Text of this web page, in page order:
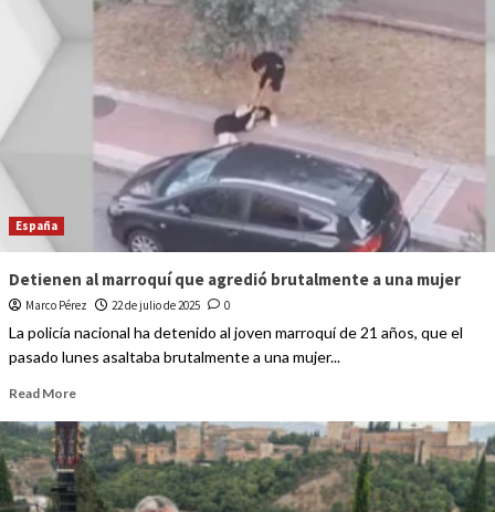
España
Detienen al marroquí que agredió brutalmente a una mujer
Marco Pérez 22 de julio de 2025 0
La policía nacional ha detenido al joven marroquí de 21 años, que el
pasado lunes asaltaba brutalmente a una mujer...
Read More